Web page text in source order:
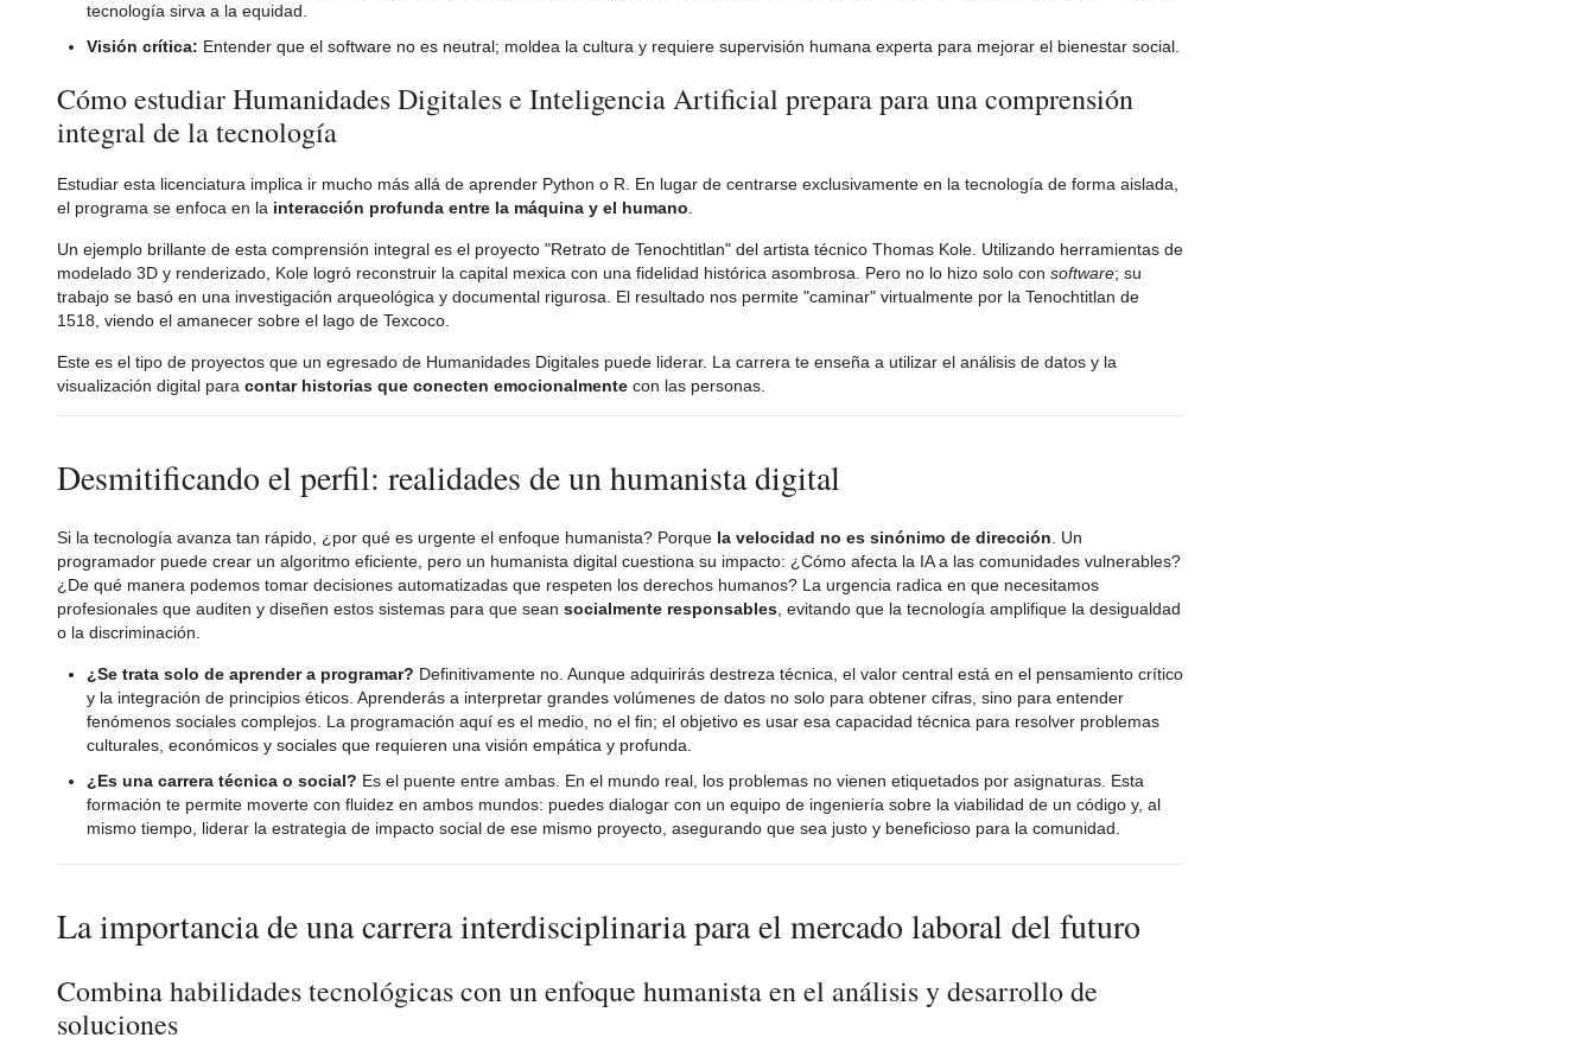
tecnología sirva a la equidad.
Visión crítica: Entender que el software no es neutral; moldea la cultura y requiere supervisión humana experta para mejorar el bienestar social.
Cómo estudiar Humanidades Digitales e Inteligencia Artificial prepara para una comprensión
integral de la tecnología
Estudiar esta licenciatura implica ir mucho más allá de aprender Python o R. En lugar de centrarse exclusivamente en la tecnología de forma aislada,
el programa se enfoca en la interacción profunda entre la máquina y el humano
Un ejemplo brillante de esta comprensión integral es el proyecto "Retrato de Tenochtitlan" del artista técnico Thomas Kole. Utilizando herramientas de
modelado 3D y renderizado, Kole logró reconstruir la capital mexica con una fidelidad histórica asombrosa. Pero no lo hizo solo con software; su
trabajo se basó en una investigación arqueológica y documental rigurosa. El resultado nos permite "caminar" virtualmente por la Tenochtitlan de
1518, viendo el amanecer sobre el lago de Texcoco.
Este es el tipo de proyectos que un egresado de Humanidades Digitales puede liderar. La carrera te enseña a utilizar el análisis de datos y la
visualización digital para contar historias que conecten emocionalmente con las personas.
Desmitificando el perfil: realidades de un humanista digital
Si la tecnología avanza tan rápido, ¿por qué es urgente el enfoque humanista? Porque la velocidad no es sinónimo de dirección . Un
programador puede crear un algoritmo eficiente, pero un humanista digital cuestiona su impacto: ¿Cómo afecta la IA a las comunidades vulnerables?
¿De qué manera podemos tomar decisiones automatizadas que respeten los derechos humanos? La urgencia radica en que necesitamos
profesionales que auditen y diseñen estos sistemas para que sean socialmente responsables , evitando que la tecnología amplifique la desigualdad
o la discriminación.
¿Se trata solo de aprender a programar? Definitivamente no. Aunque adquirirás destreza técnica, el valor central está en el pensamiento crítico
y la integración de principios éticos. Aprenderás a interpretar grandes volúmenes de datos no solo para obtener cifras, sino para entender
fenómenos sociales complejos. La programación aquí es el medio, no el fin; el objetivo es usar esa capacidad técnica para resolver problemas
culturales, económicos y sociales que requieren una visión empática y profunda.
¿Es una carrera técnica o social? Es el puente entre ambas. En el mundo real, los problemas no vienen etiquetados por asignaturas. Esta
formación te permite moverte con fluidez en ambos mundos: puedes dialogar con un equipo de ingeniería sobre la viabilidad de un código y, al
mismo tiempo, liderar la estrategia de impacto social de ese mismo proyecto, asegurando que sea justo y beneficioso para la comunidad.
La importancia de una carrera interdisciplinaria para el mercado laboral del futuro
Combina habilidades tecnológicas con un enfoque humanista en el análisis y desarrollo de
soluciones